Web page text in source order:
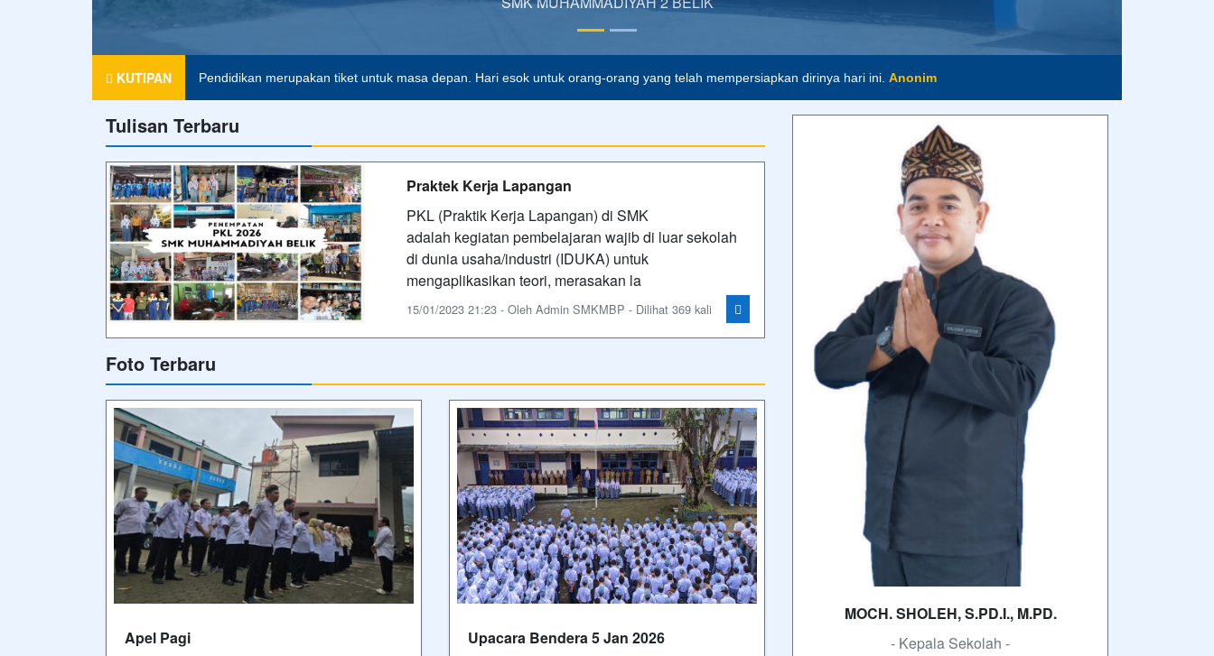
KUTIPAN Pendidikan merupakan tiket untuk masa depan. Hari esok untuk orang-orang yang telah mempersiapkan dirinya hari ini. Anonim
Tulisan Terbaru
Praktek Kerja Lapangan
PKL (Praktik Kerja Lapangan) di SMK
adalah kegiatan pembelajaran wajib di luar sekolah
di dunia usaha/industri (IDUKA) untuk
mengaplikasikan teori, merasakan la
15/01/2023 21:23 - Oleh Admin SMKMBP - Dilihat 369 kali
Foto Terbaru
Apel Pagi
Upacara Bendera 5 Jan 2026
MOCH. SHOLEH, S.PD.I., M.PD.
- Kepala Sekolah -